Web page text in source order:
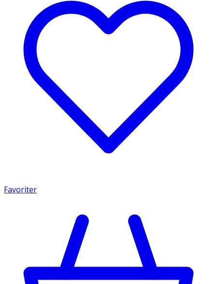
Favoriter